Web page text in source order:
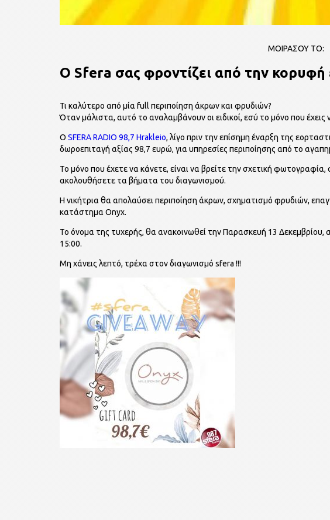
ΜΟΙΡΑΣΟΥ ΤΟ:
O Sfera σας φροντίζει από την κορυφή
Τι καλύτερο από μία full περιποίηση άκρων και φρυδιών?
Όταν μάλιστα, αυτό το αναλαμβάνουν οι ειδικοί, εσύ το μόνο που έχεις
Ο SFERA RADIO 98,7 Hrakleio, λίγο πριν την επίσημη έναρξη της
δωροεπιταγή αξίας 98,7 ευρώ, για υπηρεσίες περιποίησης από το
Το μόνο που έχετε να κάνετε, είναι να βρείτε την σχετική
ακολουθήσετε τα βήματα του διαγωνισμού.
Η νικήτρια θα απολαύσει περιποίηση άκρων, σχηματισμό φρυδιών,
κατάστημα Onyx.
Το όνομα της τυχερής, θα ανακοινωθεί την Παρασκευή 13 Δεκεμβρίου,
15:00.
Μη χάνεις λεπτό, τρέχα στον διαγωνισμό sfera !!!